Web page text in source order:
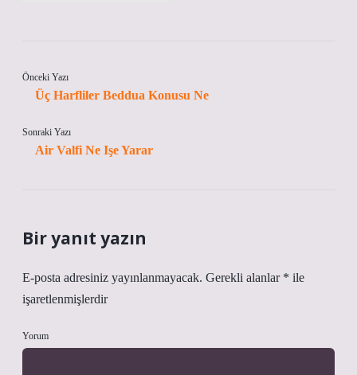
Önceki Yazı
Üç Harfliler Beddua Konusu Ne
Sonraki Yazı
Air Valfi Ne Işe Yarar
Bir yanıt yazın
E-posta adresiniz yayınlanmayacak. Gerekli alanlar * ile
işaretlenmişlerdir
Yorum